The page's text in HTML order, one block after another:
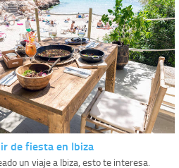
de fiesta en Ibiza
un viaje a Ibiza, esto te interesa.